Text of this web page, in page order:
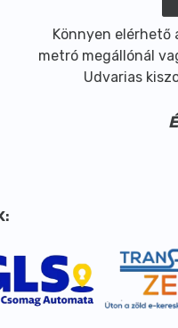
Könnyen elérhető
metró megállónál
Udvarias